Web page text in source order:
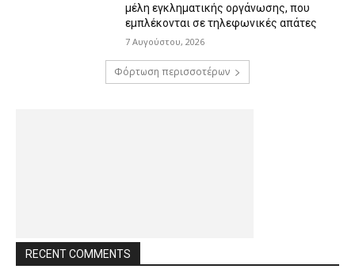
μέλη εγκληματικής οργάνωσης, που
εμπλέκονται σε τηλεφωνικές απάτες
7 Αυγούστου, 2026
Φόρτωση περισσοτέρων
RECENT COMMENTS